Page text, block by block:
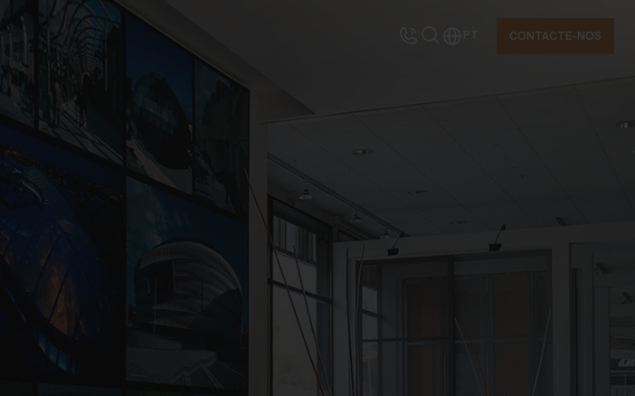
Solicite informações
CONTACTE-NOS